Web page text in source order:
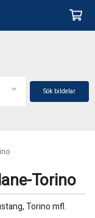
Sök bildelar
Torino
Torino mfl.